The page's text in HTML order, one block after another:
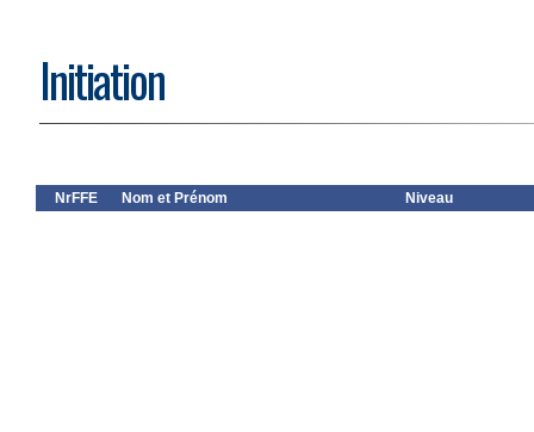
Initiation
NrFFE Nom et Prénom Niveau